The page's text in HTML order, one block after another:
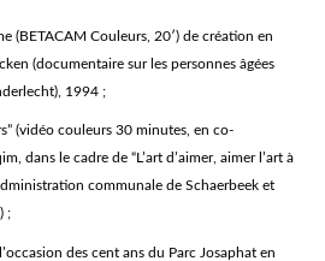
(BETACAM Couleurs, 20′) de création en
(documentaire sur les personnes âgées
1994 ;
(vidéo couleurs 30 minutes, en co-
dans le cadre de “L’art d’aimer, aimer l’art à
communale de Schaerbeek et
;
des cent ans du Parc Josaphat en